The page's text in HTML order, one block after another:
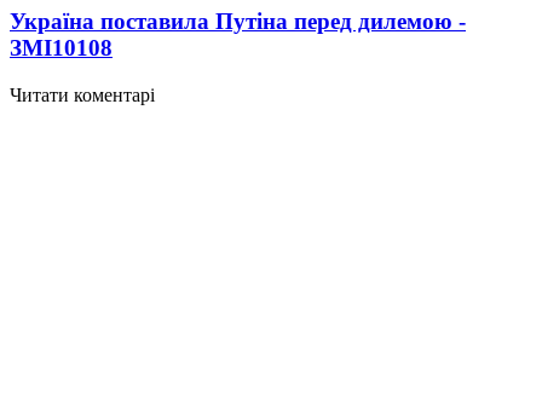
Україна поставила Путіна перед дилемою -
ЗМІ10108
Читати коментарі